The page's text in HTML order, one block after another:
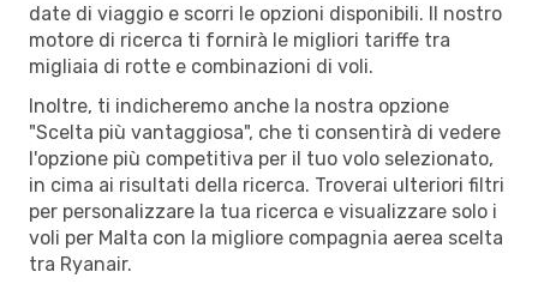
date di viaggio e scorri le opzioni disponibili. Il nostro
motore di ricerca ti fornirà le migliori tariffe tra
migliaia di rotte e combinazioni di voli.
Inoltre, ti indicheremo anche la nostra opzione
"Scelta più vantaggiosa", che ti consentirà di vedere
l'opzione più competitiva per il tuo volo selezionato,
in cima ai risultati della ricerca. Troverai ulteriori filtri
per personalizzare la tua ricerca e visualizzare solo i
voli per Malta con la migliore compagnia aerea scelta
tra Ryanair.